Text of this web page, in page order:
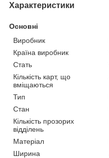
Характеристики
Основні
Виробник
Країна виробник
Стать
Кількість карт, що
вміщаються
Тип
Стан
Кількість прозорих
відділень
Матеріал
Ширина